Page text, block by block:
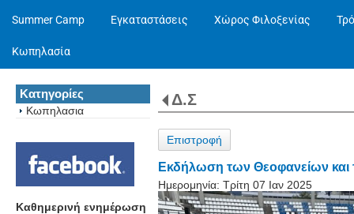
Summer Camp Εγκαταστάσεις Χώρος Φιλοξενίας
Κωπηλασία
Κατηγορίες
Κωπηλασια
Καθημερινή ενημέρωση
Δ.Σ
Επιστροφή
Eκδήλωση των Θεοφανείων και
Ημερομηνία: Τρίτη 07 Ιαν 2025